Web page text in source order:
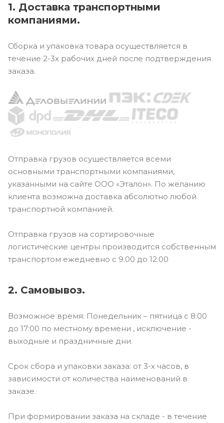
1. Доставка транспортными
компаниями.
Сборка и упаковка товара осуществляется в
течение 2-3х рабочих дней после подтверждения
заказа.
Отправка грузов осуществляется всеми
основными транспортными компаниями,
указанными на сайте ООО «Эталон». По желанию
клиента возможна доставка абсолютно любой
транспортной компанией.
Отправка грузов на сортировочные
логистические центры производится собственным
транспортом ежедневно с 9.00 до 12.00
2. Самовывоз.
Возможное время: Понедельник – пятница с 8:00
до 17:00 по местному времени , исключение -
выходные и праздничные дни.
Срок сбора и упаковки заказа: от 3-х часов, в
зависимости от количества наименований в
заказе.
При формировании заказа на складе - в течение